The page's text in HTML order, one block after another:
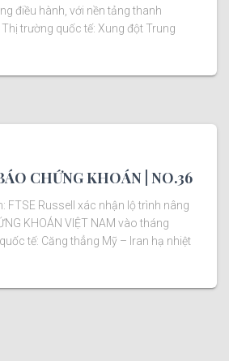
điều hành, với nền tảng thanh
trường quốc tế: Xung đột Trung
CHỨNG KHOÁN | NO.36
FTSE Russell xác nhận lộ trình nâng
KHOÁN VIỆT NAM vào tháng
tế: Căng thẳng Mỹ – Iran hạ nhiệt